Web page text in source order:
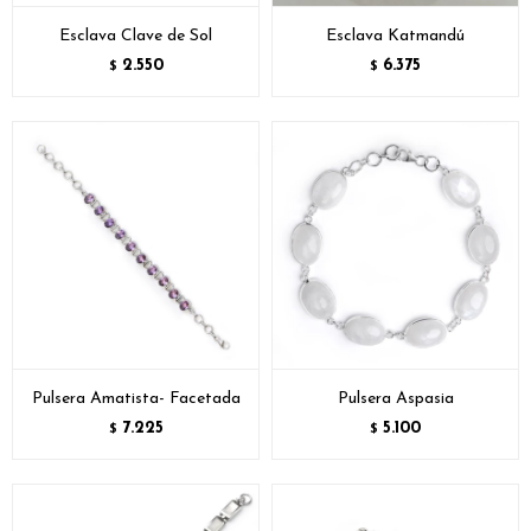
Esclava Clave de Sol
$ 2.550
Esclava Katmandú
$ 6.375
Pulsera Amatista- Facetada
$ 7.225
Pulsera Aspasia
$ 5.100